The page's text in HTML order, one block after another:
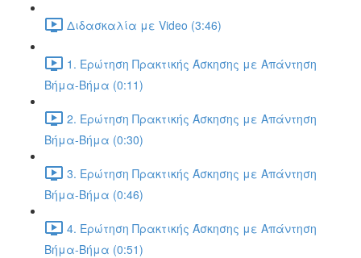
Διδασκαλία με Video (3:46)
1. Ερώτηση Πρακτικής Άσκησης με Απάντηση
Βήμα-Βήμα (0:11)
2. Ερώτηση Πρακτικής Άσκησης με Απάντηση
Βήμα-Βήμα (0:30)
3. Ερώτηση Πρακτικής Άσκησης με Απάντηση
Βήμα-Βήμα (0:46)
4. Ερώτηση Πρακτικής Άσκησης με Απάντηση
Βήμα-Βήμα (0:51)